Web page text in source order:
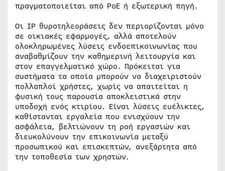
πραγματοποιείται από PoE ή εξωτερική πηγή.
Οι IP θυροτηλεοράσεις δεν περιορίζονται μόνο
σε οικιακές εφαρμογές, αλλά αποτελούν
ολοκληρωμένες λύσεις ενδοεπικοινωνίας που
αναβαθμίζουν την καθημερινή λειτουργία και
στον επαγγελματικό χώρο. Πρόκειται για
συστήματα τα οποία μπορούν να διαχειριστούν
πολλαπλοί χρήστες, χωρίς να απαιτείται η
φυσική τους παρουσία αποκλειστικά στην
υποδοχή ενός κτιρίου. Είναι λύσεις ευέλικτες,
καθίστανται εργαλεία που ενισχύουν την
ασφάλεια, βελτιώνουν τη ροή εργασιών και
διευκολύνουν την επικοινωνία μεταξύ
προσωπικού και επισκεπτών, ανεξάρτητα από
την τοποθεσία των χρηστών.